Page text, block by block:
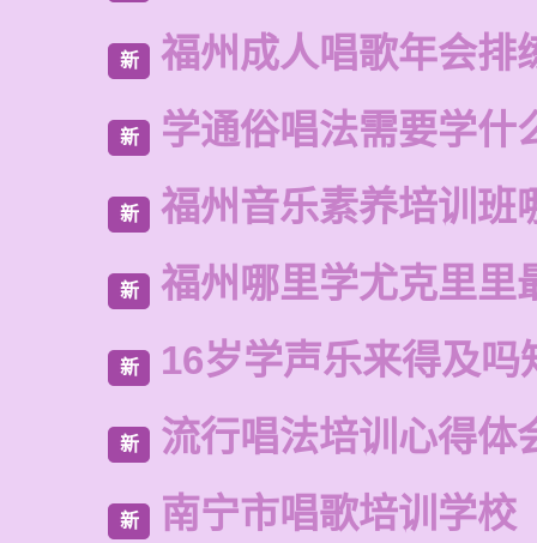
新 福州成人唱歌年会排
新 学通俗唱法需要学什
新 福州音乐素养培训班
新 福州哪里学尤克里里
新 16岁学声乐来得及吗
新 流行唱法培训心得体
新 南宁市唱歌培训学校